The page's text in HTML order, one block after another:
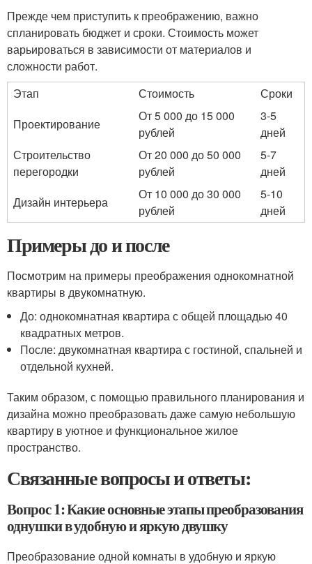
Прежде чем приступить к преображению, важно
спланировать бюджет и сроки. Стоимость может
варьироваться в зависимости от материалов и
сложности работ.
Этап
Стоимость
Сроки
Проектирование
От 5 000 до 15 000
рублей
3-5
дней
Строительство
перегородки
От 20 000 до 50 000
рублей
5-7
дней
Дизайн интерьера
От 10 000 до 30 000
рублей
5-10
дней
Примеры до и после
Посмотрим на примеры преображения однокомнатной
квартиры в двукомнатную.
До: однокомнатная квартира с общей площадью 40
квадратных метров.
После: двукомнатная квартира с гостиной, спальней и
отдельной кухней.
Таким образом, с помощью правильного планирования и
дизайна можно преобразовать даже самую небольшую
квартиру в уютное и функциональное жилое
пространство.
Связанные вопросы и ответы:
Вопрос 1: Какие основные этапы преобразования
однушки в удобную и яркую двушку
Преобразование одной комнаты в удобную и яркую